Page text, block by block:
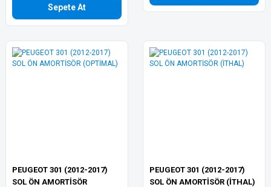
Sepete At
PEUGEOT 301 (2012-2017)
SOL ÖN AMORTİSÖR
PEUGEOT 301 (2012-2017)
SOL ÖN AMORTİSÖR (İTHAL)